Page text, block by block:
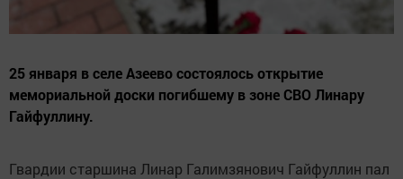
25 января в селе Азеево состоялось открытие
мемориальной доски погибшему в зоне СВО Линару
Гайфуллину.
Гвардии старшина Линар Галимзянович Гайфуллин пал